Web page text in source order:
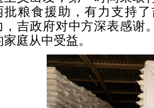
批粮食援助，有力支持
，吉政府对中方深表感谢
家庭从中受益。